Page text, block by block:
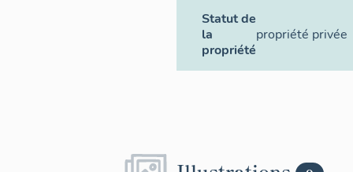
Statut de
la
propriété
propriété privée